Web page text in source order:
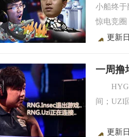
小船终于
惊电竞圈
更新
一周撸
间；UZI
更新